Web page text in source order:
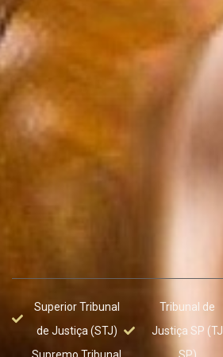
Superior Tribunal
de Justiça (STJ)
Supremo Tribunal
Tribunal de
Justiça SP (TJ
SP)